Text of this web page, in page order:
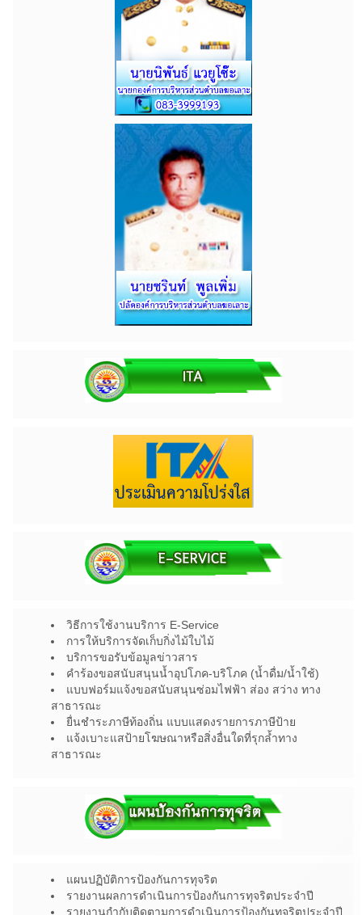
วิธีการใช้งานบริการ E-Service
การให้บริการจัดเก็บกิ่งไม้ใบไม้
บริการขอรับข้อมูลข่าวสาร
คำร้องขอสนับสนุนน้ำอุปโภค-บริโภค (น้ำดื่ม/น้ำใช้)
แบบฟอร์มแจ้งขอสนับสนุนซ่อมไฟฟ้า ส่อง สว่าง ทาง
สาธารณะ
ยื่นชำระภาษีท้องถิ่น แบบแสดงรายการภาษีป้าย
แจ้งเบาะแสป้ายโฆษณาหรือสิ่งอื่นใดที่รุกล้ำทาง
สาธารณะ
แผนปฏิบัติการป้องกันการทุจริต
รายงานผลการดำเนินการป้องกันการทุจริตประจำปี
รายงานกำกับติดตามการดำเนินการป้องกันทุจริตประจำปี